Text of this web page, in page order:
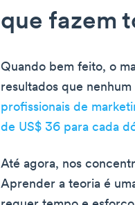
que fazem
Quando bem feito, o
resultados que
profissionais de
de US$ 36 para cada
Até agora, nos
Aprender a teoria é